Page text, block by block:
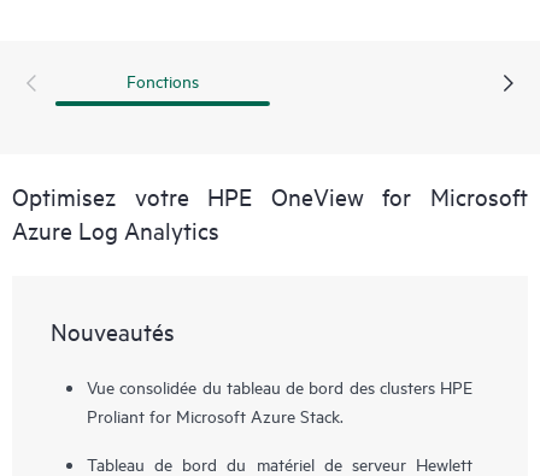
personnalisable et vous permet de bénéficier de services
cloud pour la gestion de votre environnement sur site.
Fonctions
Optimisez votre HPE OneView for Microsoft
Azure Log Analytics
Nouveautés
Vue consolidée du tableau de bord des clusters HPE
Proliant for Microsoft Azure Stack.
Tableau de bord du matériel de serveur Hewlett